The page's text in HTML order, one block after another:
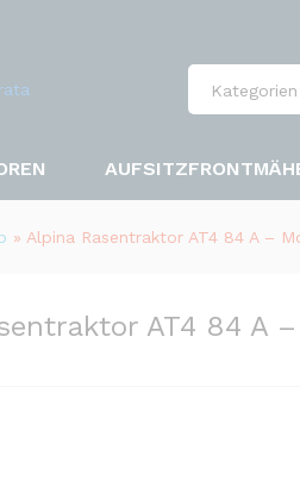
Kategorien
» Alpina Rasentraktor AT4 84 A –
AT4 84 A